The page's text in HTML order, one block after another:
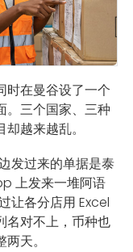
时在曼谷设了一个
。三个国家、三种
越来越乱。
发过来的单据是泰
上发来一堆阿语
让各分店用 Excel
名对不上，币种也
天。